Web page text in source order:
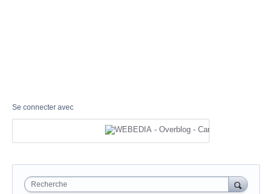
Se connecter avec
Recherche